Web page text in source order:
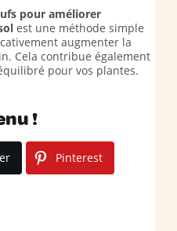
pour améliorer
est une méthode simple
augmenter la
Cela contribue également
pour vos plantes.
!
Pinterest